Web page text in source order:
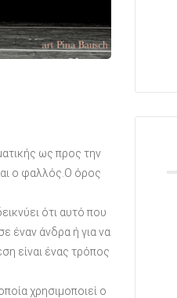
ως προς την
ο φαλλός.Ο όρος
ότι αυτό που
έναν άνδρα ή για να
είναι ένας τρόπος
χρησιμοποιεί ο